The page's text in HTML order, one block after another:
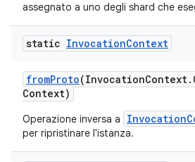
assegnato a uno degli shard che
static InvocationContext
fromProto(InvocationContext.
Context)
Operazione inversa a
per ripristinare l'istanza.